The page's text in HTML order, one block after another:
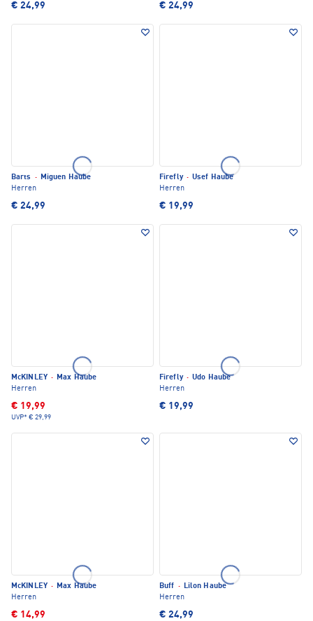
€ 24,99 € 24,99
Barts · Miguen Haube
Herren
€ 24,99
Firefly · Usef Haube
Herren
€ 19,99
McKINLEY · Max Haube
Herren
€ 19,99
UVP* € 29,99
Firefly · Udo Haube
Herren
€ 19,99
McKINLEY · Max Haube
Herren
€ 14,99
Buff · Lilon Haube
Herren
€ 24,99